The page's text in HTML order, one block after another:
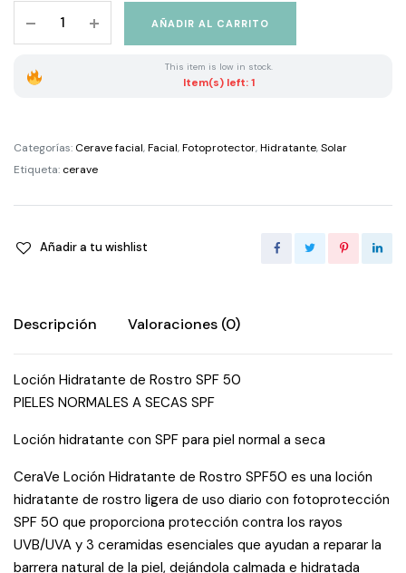
Loción
50
quantity
AÑADIR AL CARRITO
This item is low in stock.
Item(s) left: 1
Categorías: Cerave facial,Facial,Fotoprotector,Hidratante,Solar
Etiqueta: cerave
Añadir a tu wishlist
Descripción Valoraciones (0)
Loción Hidratante de Rostro SPF 50
PIELES NORMALES A SECAS SPF
Loción hidratante con SPF para piel normal a seca
CeraVe Loción Hidratante de Rostro SPF50 es una loción
hidratante de rostro ligera de uso diario con fotoprotección
SPF 50 que proporciona protección contra los rayos
UVB/UVA y 3 ceramidas esenciales que ayudan a reparar la
barrera natural de la piel, dejándola calmada e hidratada